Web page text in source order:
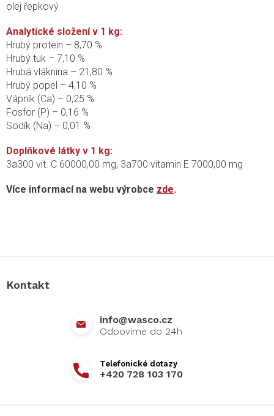
olej řepkový
Analytické složení v 1 kg:
Hrubý protein – 8,70 %
Hrubý tuk – 7,10 %
Hrubá vláknina – 21,80 %
Hrubý popel – 4,10 %
Vápník (Ca) – 0,25 %
Fosfor (P) – 0,16 %
Sodík (Na) – 0,01 %
Doplňkové látky v 1 kg:
3a300 vit. C 60000,00 mg, 3a700 vitamin E 7000,00 mg
Více informací na webu výrobce zde.
Kontakt
info@wasco.cz
+420 728 103 170